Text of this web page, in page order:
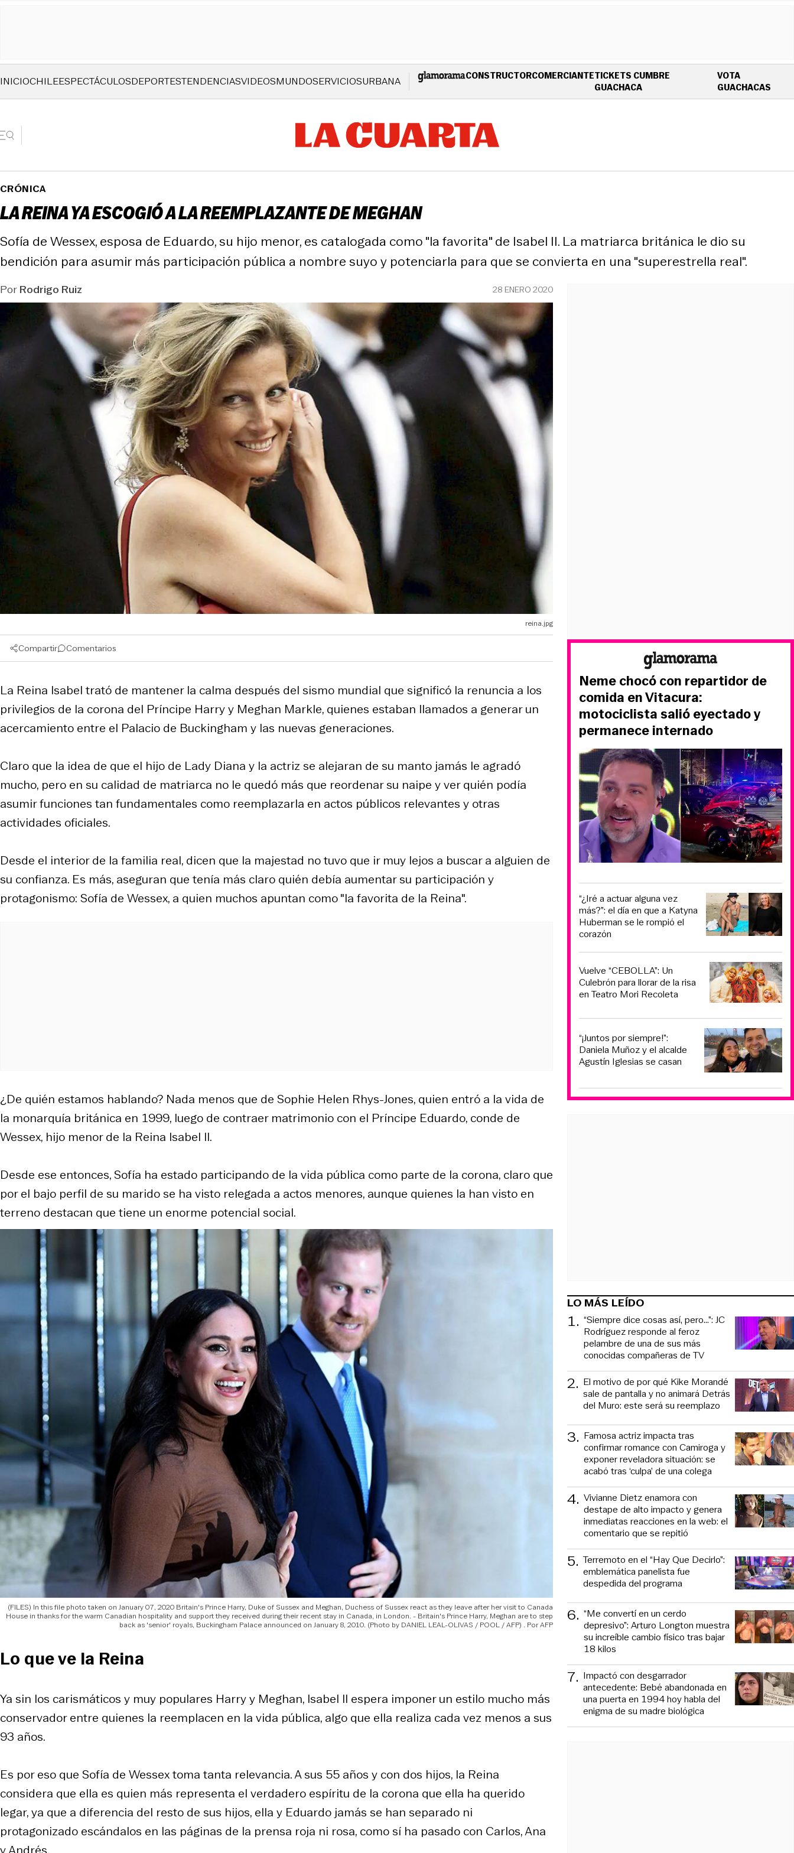
INICIOCHILEESPECTÁCULOSDEPORTESTENDENCIASVIDEOSMUNDOSERVICIOSURBANA CONSTRUCTORCOMERCIANTETICKETS CUMBRE
GUACHACAOPENS IN NEW WINDOW
VOTA
GUACHACAS
CRÓNICA
LA REINA YA ESCOGIÓ A LA REEMPLAZANTE DE MEGHAN
Sofía de Wessex, esposa de Eduardo, su hijo menor, es catalogada como "la favorita" de Isabel II. La matriarca británica le dio su
bendición para asumir más participación pública a nombre suyo y potenciarla para que se convierta en una "superestrella real".
PorRodrigo Ruiz 28 ENERO 2020
reina.jpg
Compartir Comentarios
La Reina Isabel trató de mantener la calma después del sismo mundial que significó la renuncia a los
privilegios de la corona del Príncipe Harry y Meghan Markle, quienes estaban llamados a generar un
acercamiento entre el Palacio de Buckingham y las nuevas generaciones.
Claro que la idea de que el hijo de Lady Diana y la actriz se alejaran de su manto jamás le agradó
mucho, pero en su calidad de matriarca no le quedó más que reordenar su naipe y ver quién podía
asumir funciones tan fundamentales como reemplazarla en actos públicos relevantes y otras
actividades oficiales.
Desde el interior de la familia real, dicen que la majestad no tuvo que ir muy lejos a buscar a alguien de
su confianza. Es más, aseguran que tenía más claro quién debía aumentar su participación y
protagonismo: Sofía de Wessex, a quien muchos apuntan como "la favorita de la Reina".
¿De quién estamos hablando? Nada menos que de Sophie Helen Rhys-Jones, quien entró a la vida de
la monarquía británica en 1999, luego de contraer matrimonio con el Príncipe Eduardo, conde de
Wessex, hijo menor de la Reina Isabel II.
Desde ese entonces, Sofía ha estado participando de la vida pública como parte de la corona, claro que
por el bajo perfil de su marido se ha visto relegada a actos menores, aunque quienes la han visto en
terreno destacan que tiene un enorme potencial social.
(FILES) In this file photo taken on January 07, 2020 Britain's Prince Harry, Duke of Sussex and Meghan, Duchess of Sussex react as they leave after her visit to Canada
House in thanks for the warm Canadian hospitality and support they received during their recent stay in Canada, in London. - Britain's Prince Harry, Meghan are to step
back as 'senior' royals, Buckingham Palace announced on January 8, 2010. (Photo by DANIEL LEAL-OLIVAS / POOL / AFP)
AFP
Lo que ve la Reina
Ya sin los carismáticos y muy populares Harry y Meghan, Isabel II espera imponer un estilo mucho más
conservador entre quienes la reemplacen en la vida pública, algo que ella realiza cada vez menos a sus
93 años.
Es por eso que Sofía de Wessex toma tanta relevancia. A sus 55 años y con dos hijos, la Reina
considera que ella es quien más representa el verdadero espíritu de la corona que ella ha querido
legar, ya que a diferencia del resto de sus hijos, ella y Eduardo jamás se han separado ni
protagonizado escándalos en las páginas de la prensa roja ni rosa, como sí ha pasado con Carlos, Ana
Neme chocó con repartidor de
comida en Vitacura:
motociclista salió eyectado y
permanece internado
“¿Iré a actuar alguna vez
más?”: el día en que a Katyna
Huberman se le rompió el
corazón
Vuelve “CEBOLLA”: Un
Culebrón para llorar de la risa
en Teatro Mori Recoleta
“¡Juntos por siempre!”:
Daniela Muñoz y el alcalde
Agustín Iglesias se casan
LO MÁS LEÍDO
1. “Siempre dice cosas así, pero...”: JC
Rodríguez responde al feroz
pelambre de una de sus más
conocidas compañeras de TV
2. El motivo de por qué Kike Morandé
sale de pantalla y no animará Detrás
del Muro: este será su reemplazo
3. Famosa actriz impacta tras
confirmar romance con Camiroga y
exponer reveladora situación: se
acabó tras ‘culpa’ de una colega
4. Vivianne Dietz enamora con
destape de alto impacto y genera
inmediatas reacciones en la web: el
comentario que se repitió
5. Terremoto en el “Hay Que Decirlo”:
emblemática panelista fue
despedida del programa
6. “Me convertí en un cerdo
depresivo”: Arturo Longton muestra
su increíble cambio físico tras bajar
18 kilos
7. Impactó con desgarrador
antecedente: Bebé abandonada en
una puerta en 1994 hoy habla del
enigma de su madre biológica